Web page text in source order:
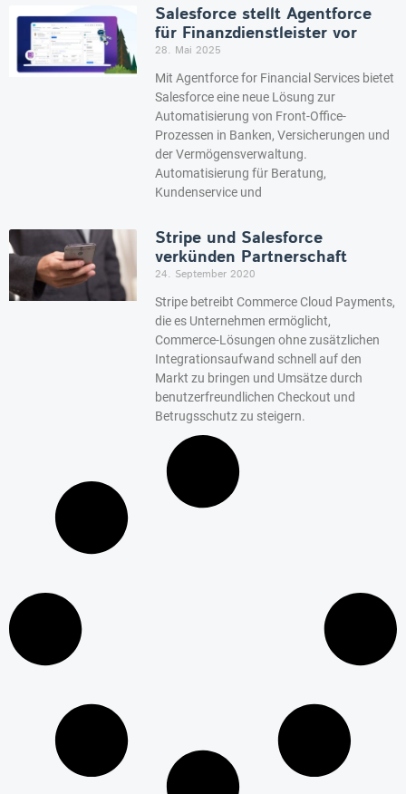
Salesforce stellt Agentforce
für Finanzdienstleister vor
28. Mai 2025
Mit Agentforce for Financial Services bietet
Salesforce eine neue Lösung zur
Automatisierung von Front-Office-
Prozessen in Banken, Versicherungen und
der Vermögensverwaltung.
Automatisierung für Beratung,
Kundenservice und
Stripe und Salesforce
verkünden Partnerschaft
24. September 2020
Stripe betreibt Commerce Cloud Payments,
die es Unternehmen ermöglicht,
Commerce-Lösungen ohne zusätzlichen
Integrationsaufwand schnell auf den
Markt zu bringen und Umsätze durch
benutzerfreundlichen Checkout und
Betrugsschutz zu steigern.